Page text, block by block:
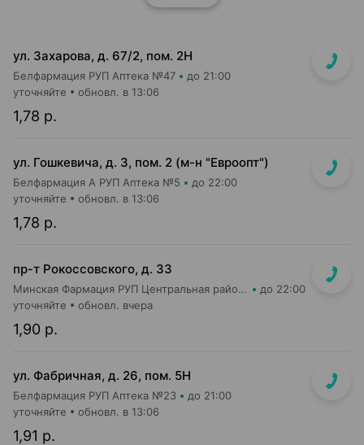
ул. Захарова, д. 67/2, пом. 2Н
Белфармация РУП Аптека №47 до 21:00
1,78 р.
уточняйте обновл. в 13:06
ул. Гошкевича, д. 3, пом. 2 (м-н "Евроопт")
Белфармация А РУП Аптека №5 до 22:00
1,78 р.
уточняйте обновл. в 13:06
пр-т Рокоссовского, д. 33
Минская Фармация РУП Центральная районная аптека №182 до 22:00
1,90 р.
уточняйте обновл. вчера
ул. Фабричная, д. 26, пом. 5Н
Белфармация РУП Аптека №23 до 21:00
1,91 р.
уточняйте обновл. в 13:06